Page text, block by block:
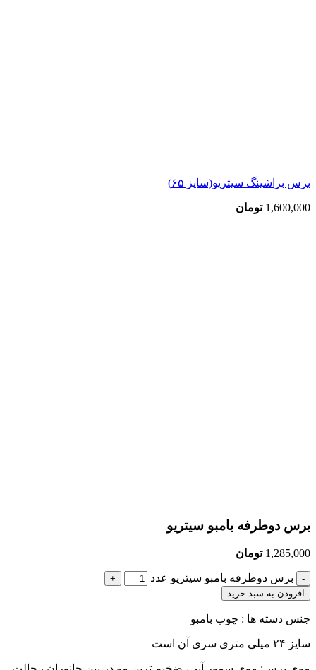
برس براشینگ سیتریو(سایز ۶۵)
1,600,000 تومان
برس دوطرفه بامبو سیتریو
1,285,000 تومان
برس دوطرفه بامبو سیتریو عدد
افزودن به سبد خرید
جنس دسته ها : چوب بامبو
سایز ۲۴ میلی متری سری آن است